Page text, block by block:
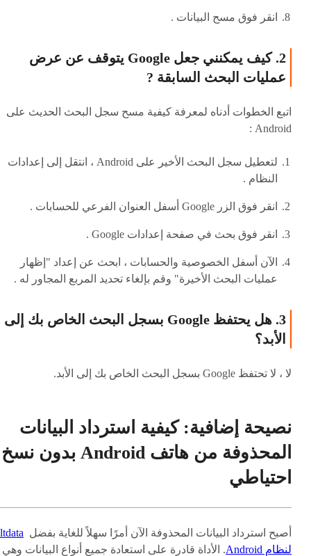
انقر فوق مسح البيانات .
2. كيف يمكنني جعل Google يتوقف عن عرض
عمليات البحث السابقة ?
اتبع الخطوات أدناه لمعرفة كيفية مسح سجل البحث الحديث على
Android :
لتعطيل سجل البحث الأخير على Android ، انتقل إلى إعدادات
النظام .
انقر فوق الزر Google أسفل العنوان الفرعي للحسابات .
انقر فوق بحث في صفحة إعدادات Google .
الآن أسفل الخصوصية والحسابات ، ابحث عن إعداد "إظهار
عمليات البحث الأخيرة" وقم بإلغاء تحديد المربع المجاور له .
3. هل يحتفظ Google بسجل البحث الخاص بك إلى
الأبد؟
لا ، لا تحتفظ Google بسجل البحث الخاص بك إلى الأبد.
نصيحة إضافية: كيفية استرداد البيانات
المحذوفة من هاتف Android بدون نسخ
احتياطي
أصبح استرداد البيانات المحذوفة الآن أمرًا سهلاً للغاية بفضل
لنظام Android
. الأداة قادرة على استعادة جميع أنواع البيانات وهي